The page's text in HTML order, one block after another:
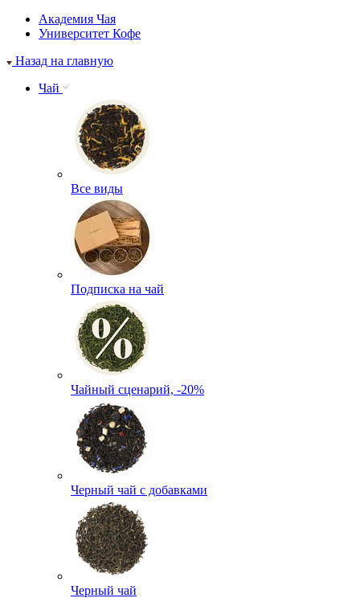
Академия Чая
Университет Кофе
Назад на главную
Чай
Все виды
Подписка на чай
Чайный сценарий, -20%
Черный чай с добавками
Черный чай